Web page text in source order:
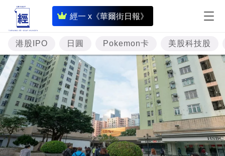
經一 x《華爾街日報》
即
時
財
經
專
題
投
資
樓
市
港股IPO 日圓 Pokemon卡 美股科技股